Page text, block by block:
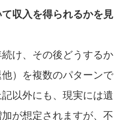
収入を得られるかを見
け、その後どうするか
他）を複数のパターンで
以外にも、現実には遺
が想定されますが、不